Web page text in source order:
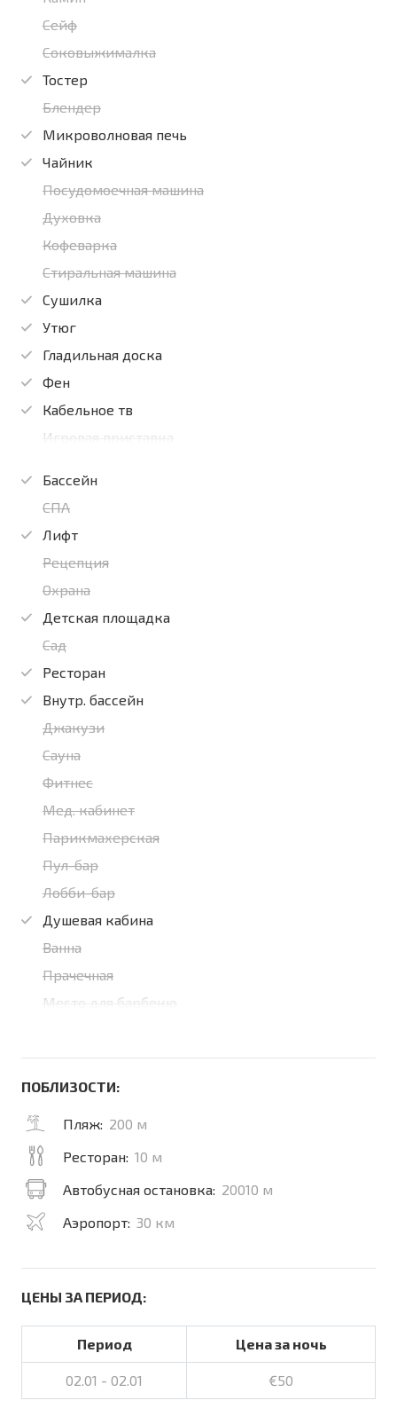
Сейф
Соковыжималка
Тостер
Блендер
Микроволновая печь
Чайник
Посудомоечная машина
Духовка
Кофеварка
Стиральная машина
Сушилка
Утюг
Гладильная доска
Фен
Кабельное тв
Игровая приставка
Бассейн
СПА
Лифт
Рецепция
Охрана
Детская площадка
Сад
Ресторан
Внутр. бассейн
Джакузи
Сауна
Фитнес
Мед. кабинет
Парикмахерская
Пул-бар
Лобби-бар
Душевая кабина
Ванна
Прачечная
Место для барбекю
ПОБЛИЗОСТИ:
Пляж: 200 м
Ресторан: 10 м
Автобусная остановка: 20010 м
Аэропорт: 30 км
ЦЕНЫ ЗА ПЕРИОД:
Период Цена за ночь
02.01 - 02.01 €50